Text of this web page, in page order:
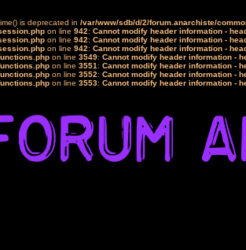
is deprecated in /var/www/sdb/d/2/forum.anarchiste/
on line 942: Cannot modify header information -
on line 942: Cannot modify header information -
on line 942: Cannot modify header information -
on line 3549: Cannot modify header information -
on line 3551: Cannot modify header information -
on line 3552: Cannot modify header information -
on line 3553: Cannot modify header information -